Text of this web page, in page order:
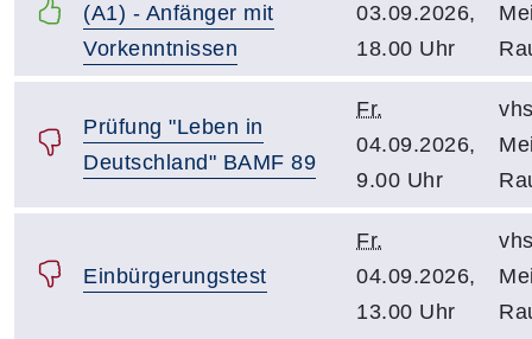
(A1) - Anfänger mit
Vorkenntnissen
03.09.2026,
18.00 Uhr
Prüfung "Leben in
Deutschland" BAMF 89
Fr.
04.09.2026,
9.00 Uhr
Einbürgerungstest
Fr.
04.09.2026,
13.00 Uhr